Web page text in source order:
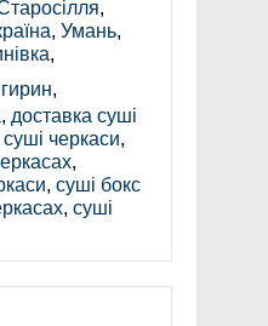
,
, Умань,
,
,
, доставка суші
суші черкаси,
,
, суші бокс
, суші